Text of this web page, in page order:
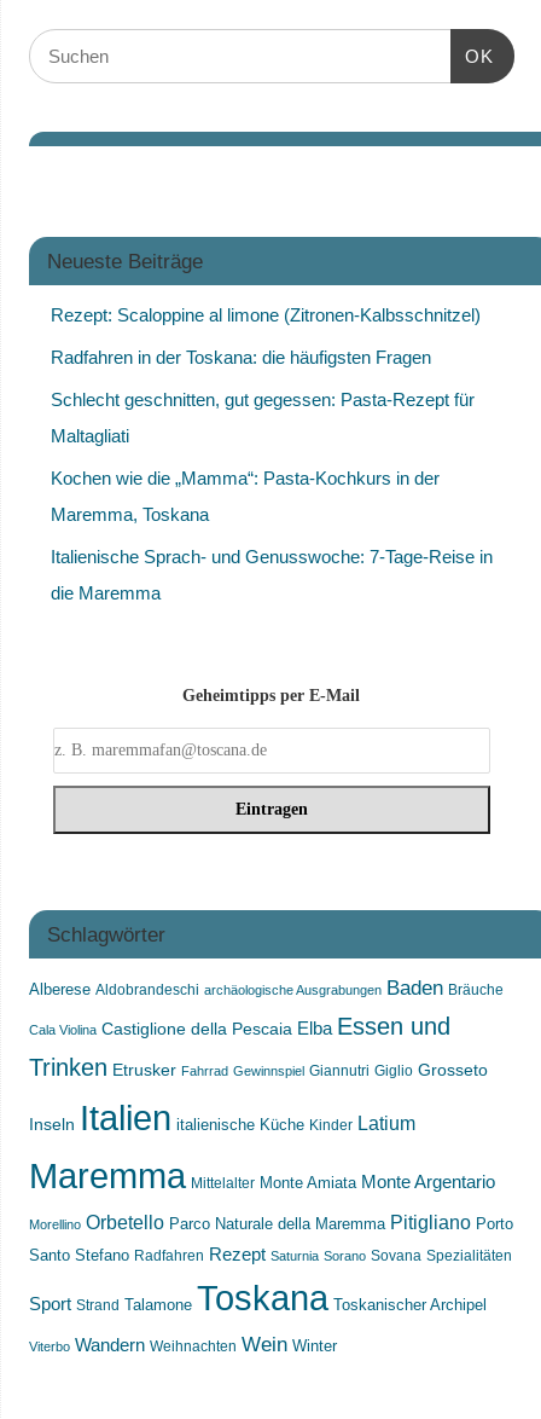
OK
Neueste Beiträge
Rezept: Scaloppine al limone (Zitronen-Kalbsschnitzel)
Radfahren in der Toskana: die häufigsten Fragen
Schlecht geschnitten, gut gegessen: Pasta-Rezept für
Maltagliati
Kochen wie die „Mamma“: Pasta-Kochkurs in der
Maremma, Toskana
Italienische Sprach- und Genusswoche: 7-Tage-Reise in
die Maremma
Geheimtipps per E-Mail
Schlagwörter
Alberese Aldobrandeschi archäologische Ausgrabungen Baden Bräuche
Cala Violina Castiglione della Pescaia Elba Essen und
Trinken Etrusker Fahrrad Gewinnspiel Giannutri Giglio Grosseto
Inseln Italien italienische Küche Kinder Latium
Maremma Mittelalter Monte Amiata Monte Argentario
Morellino Orbetello Parco Naturale della Maremma Pitigliano Porto
Santo Stefano Radfahren Rezept Saturnia Sorano Sovana Spezialitäten
Sport Strand Talamone Toskana Toskanischer Archipel
Viterbo Wandern Weihnachten Wein Winter